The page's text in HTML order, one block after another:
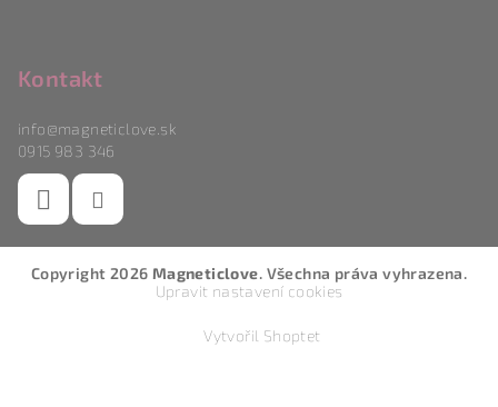
Kontakt
info@magneticlove.sk
0915 983 346
Copyright 2026 Magneticlove. Všechna práva vyhrazena.
Upravit nastavení cookies
Vytvořil Shoptet